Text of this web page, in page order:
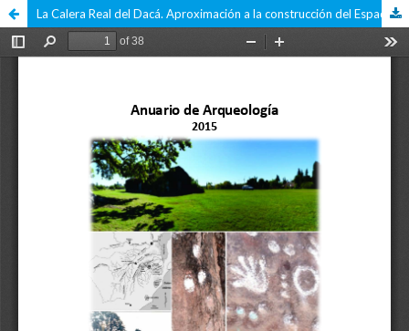
La Calera Real del Dacá. Aproximación a la construcción del Espacio